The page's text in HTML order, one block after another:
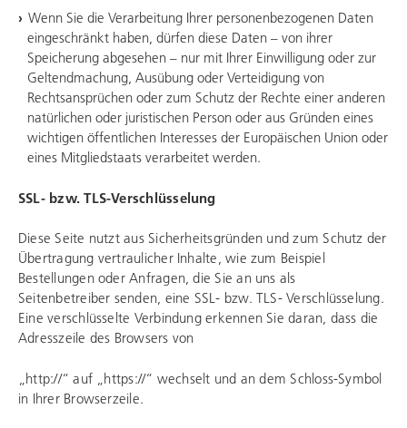
Wenn Sie die Verarbeitung Ihrer personenbezogenen Daten
eingeschränkt haben, dürfen diese Daten – von ihrer
Speicherung abgesehen – nur mit Ihrer Einwilligung oder zur
Geltendmachung, Ausübung oder Verteidigung von
Rechtsansprüchen oder zum Schutz der Rechte einer anderen
natürlichen oder juristischen Person oder aus Gründen eines
wichtigen öffentlichen Interesses der Europäischen Union oder
eines Mitgliedstaats verarbeitet werden.
SSL- bzw. TLS-Verschlüsselung
Diese Seite nutzt aus Sicherheitsgründen und zum Schutz der
Übertragung vertraulicher Inhalte, wie zum Beispiel
Bestellungen oder Anfragen, die Sie an uns als
Seitenbetreiber senden, eine SSL- bzw. TLS- Verschlüsselung.
Eine verschlüsselte Verbindung erkennen Sie daran, dass die
Adresszeile des Browsers von
„http://“ auf „https://“ wechselt und an dem Schloss-Symbol
in Ihrer Browserzeile.